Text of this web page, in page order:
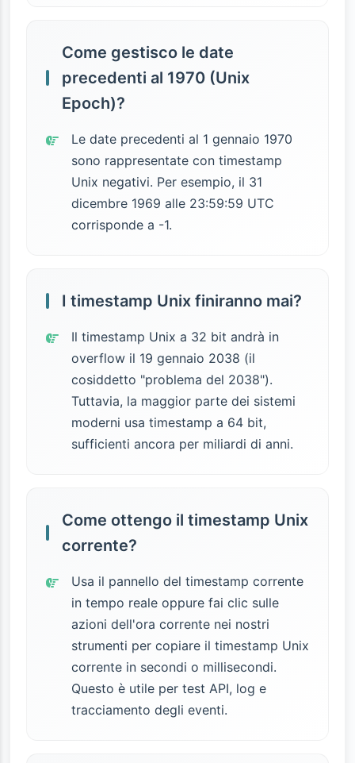
Come gestisco le date
precedenti al 1970 (Unix
Epoch)?
Le date precedenti al 1 gennaio 1970
sono rappresentate con timestamp
Unix negativi. Per esempio, il 31
dicembre 1969 alle 23:59:59 UTC
corrisponde a -1.
I timestamp Unix finiranno mai?
Il timestamp Unix a 32 bit andrà in
overflow il 19 gennaio 2038 (il
cosiddetto "problema del 2038").
Tuttavia, la maggior parte dei sistemi
moderni usa timestamp a 64 bit,
sufficienti ancora per miliardi di anni.
Come ottengo il timestamp Unix
corrente?
Usa il pannello del timestamp corrente
in tempo reale oppure fai clic sulle
azioni dell'ora corrente nei nostri
strumenti per copiare il timestamp Unix
corrente in secondi o millisecondi.
Questo è utile per test API, log e
tracciamento degli eventi.